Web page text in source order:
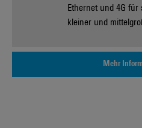
Ethernet und 4G für
kleiner und
Mehr